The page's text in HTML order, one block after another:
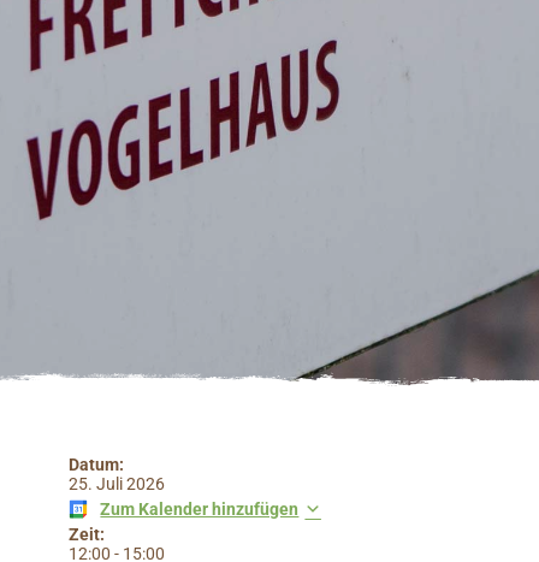
Datum:
25. Juli 2026
Zum Kalender hinzufügen
Zeit:
12:00 - 15:00